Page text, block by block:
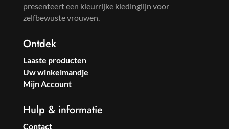
presenteert een kleurrijke kledinglijn voor
zelfbewuste vrouwen.
Ontdek
Laaste producten
Uw winkelmandje
Mijn Account
Hulp & informatie
Contact